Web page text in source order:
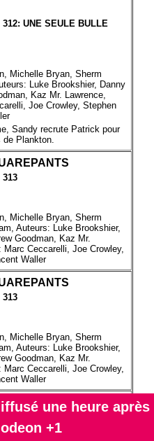
une heure après
+1